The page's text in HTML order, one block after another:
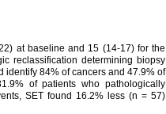
at baseline and 15 (14-17) for the
reclassification determining biopsy
identify 84% of cancers and 47.9% of
of patients who pathologically
SET found 16.2% less (n = 57)